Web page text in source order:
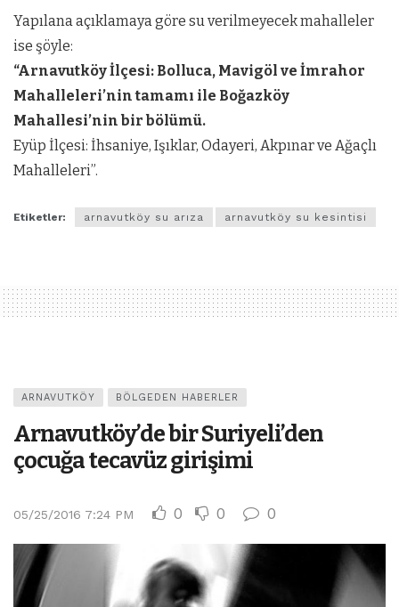
Yapılana açıklamaya göre su verilmeyecek mahalleler
ise şöyle:
“Arnavutköy İlçesi: Bolluca, Mavigöl ve İmrahor
Mahalleleri’nin tamamı ile Boğazköy
Mahallesi’nin bir bölümü.
Eyüp İlçesi: İhsaniye, Işıklar, Odayeri, Akpınar ve Ağaçlı
Mahalleleri”.
Etiketler: arnavutköy su arıza arnavutköy su kesintisi
ARNAVUTKÖY BÖLGEDEN HABERLER
Arnavutköy’de bir Suriyeli’den
çocuğa tecavüz girişimi
05/25/2016 7:24 PM 0 0 0